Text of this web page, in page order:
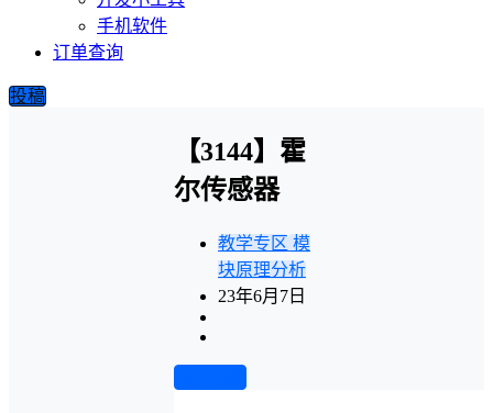
手机软件
订单查询
投稿
【3144】霍
尔传感器
教学专区 模
块原理分析
23年6月7日